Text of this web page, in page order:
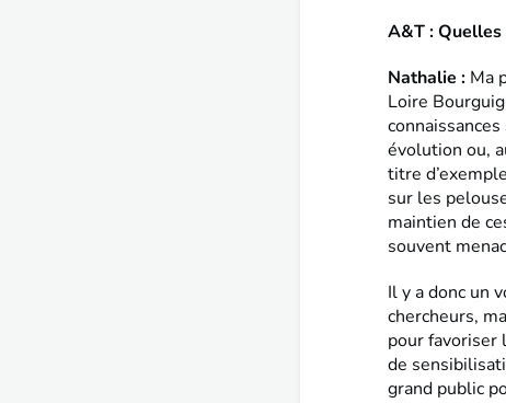
A&T :
Nathalie : Ma
Loire
évolution ou,
titre
sur les
maintien de
souvent
Il y a donc un
chercheurs,
pour favoriser
de
grand public